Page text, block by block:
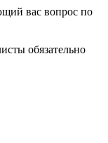
вас вопрос по
обязательно